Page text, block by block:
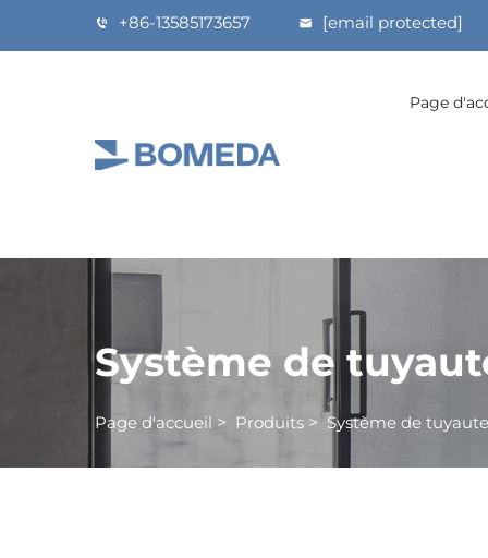
+86-13585173657 [email protected]
Page
Système de
Page d'accueil > Produits > Système de